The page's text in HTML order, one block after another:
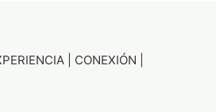
| CONEXIÓN |